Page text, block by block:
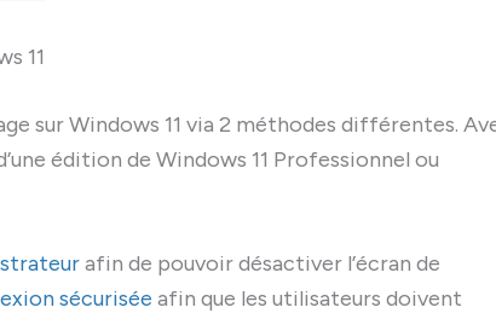
11
sur Windows 11 via 2 méthodes différentes.
édition de Windows 11 Professionnel ou
afin de pouvoir désactiver l’écran de
sécurisée afin que les utilisateurs doivent